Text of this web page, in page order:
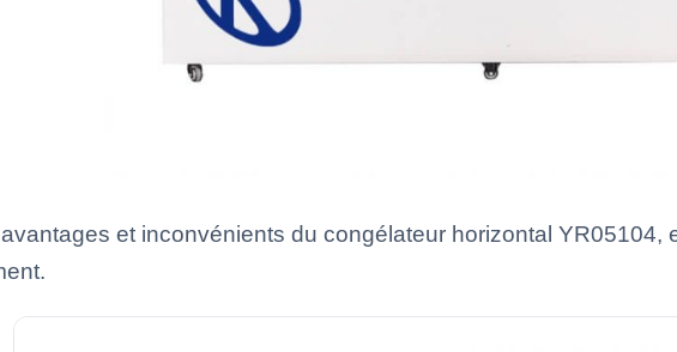
et inconvénients du congélateur horizontal YR05104,